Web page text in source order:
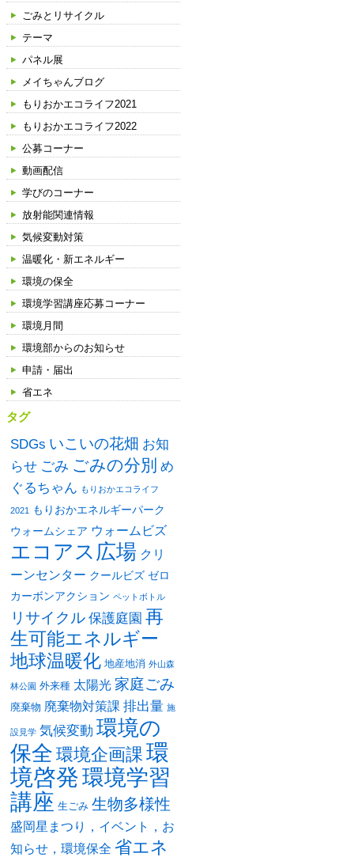
ごみとリサイクル
テーマ
パネル展
メイちゃんブログ
もりおかエコライフ2021
もりおかエコライフ2022
公募コーナー
動画配信
学びのコーナー
放射能関連情報
気候変動対策
温暖化・新エネルギー
環境の保全
環境学習講座応募コーナー
環境月間
環境部からのお知らせ
申請・届出
省エネ
タグ
SDGs いこいの花畑 お知
らせ ごみ ごみの分別 め
ぐるちゃん もりおかエコライフ
2021
もりおかエネルギーパーク
ウォームシェア ウォームビズ
エコアス広場 クリ
ーンセンター クールビズ ゼロ
カーボンアクション ペットボトル
リサイクル 保護庭園 再
生可能エネルギー
地球温暖化 地産地消 外山森
林公園 外来種 太陽光 家庭ごみ
廃棄物 廃棄物対策課 排出量 施
設見学 気候変動 環境の
保全 環境企画課 環
境啓発環境学習
講座 生ごみ 生物多様性
盛岡星まつり，イベント，お
知らせ，環境保全 省エネ